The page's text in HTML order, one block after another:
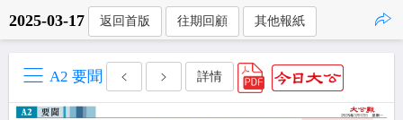
2025-03-17 返回首版 往期回顧 其他報紙
A2 要聞 詳情